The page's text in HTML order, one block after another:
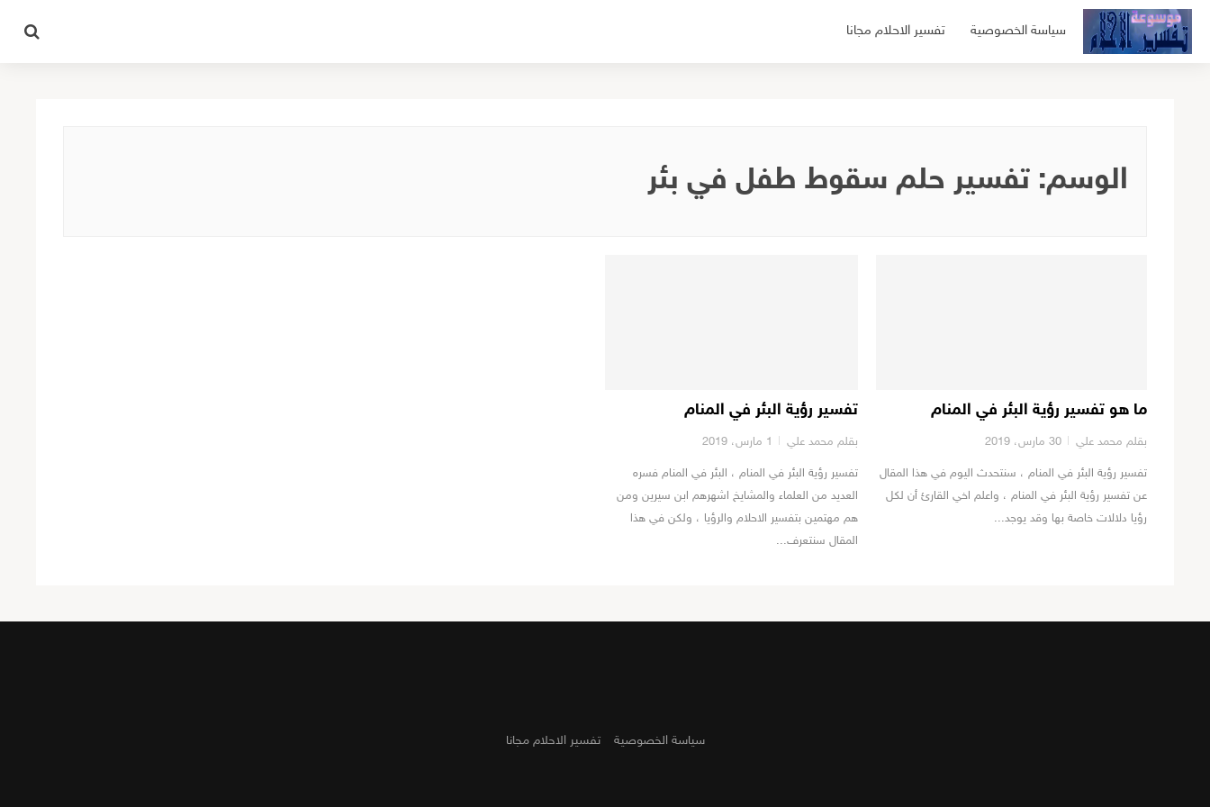
التجاوز
سياسة الخصوصية تفسير الاحلام مجانا
الوسم:تفسير حلم سقوط طفل في بئر
ما هو تفسير رؤية البئر في المنام
بقلم محمد علي 30 مارس، 2019
تفسير رؤية البئر في المنام ، سنتحدث اليوم في هذا المقال
عن تفسير رؤية البئر في المنام ، واعلم اخي القارئ أن لكل
رؤيا دلالات خاصة بها وقد يوجد...
تفسير رؤية البئر في المنام
بقلم محمد علي 1 مارس، 2019
تفسير رؤية البئر في المنام ، البئر في المنام فسره
العديد من العلماء والمشايخ اشهرهم ابن سيرين ومن
هم مهتمين بتفسير الاحلام والرؤيا ، ولكن في هذا
المقال سنتعرف...
سياسة الخصوصية تفسير الاحلام مجانا